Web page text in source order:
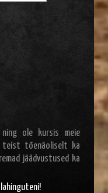
ole kursis meie
teist tõenäoliselt ka
jäädvustused ka